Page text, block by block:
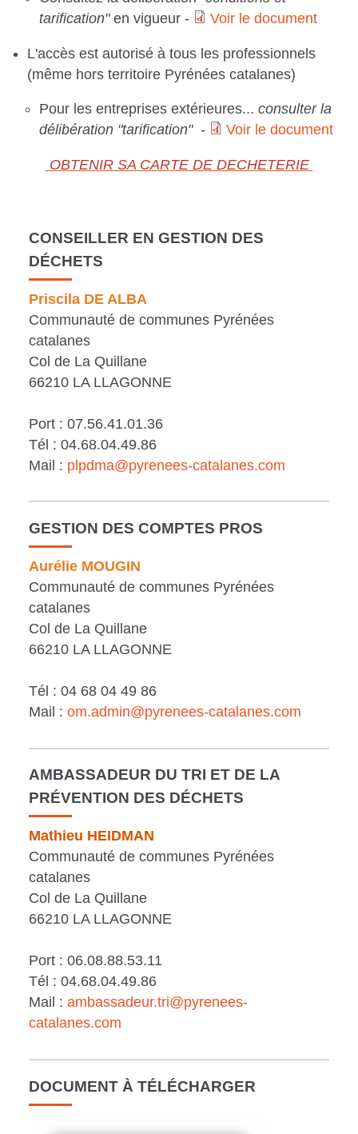
tarification" en vigueur -
o
i
r
l
d
u
Voir le document
L'accès est autorisé à tous les professionnels
(même hors territoire Pyrénées catalanes)
Pour les entreprises extérieures... consulter la
délibération "tarification" -
r
m
e
n
Voir le document
OBTENIR SA CARTE DE DECHETERIE
CONSEILLER EN GESTION DES
DÉCHETS
Priscila DE ALBA
Communauté de communes Pyrénées
catalanes
Col de La Quillane
66210 LA LLAGONNE
Port : 07.56.41.01.36
Tél : 04.68.04.49.86
Mail : plpdma@pyrenees-catalanes.com
GESTION DES COMPTES PROS
Aurélie MOUGIN
Communauté de communes Pyrénées
catalanes
Col de La Quillane
66210 LA LLAGONNE
Tél : 04 68 04 49 86
Mail :om.admin@pyrenees-catalanes.com
AMBASSADEUR DU TRI ET DE LA
PRÉVENTION DES DÉCHETS
Mathieu HEIDMAN
Communauté de communes Pyrénées
catalanes
Col de La Quillane
66210 LA LLAGONNE
Port : 06.08.88.53.11
Tél : 04.68.04.49.86
Mail :ambassadeur.tri@pyrenees-
catalanes.com
DOCUMENT À TÉLÉCHARGER